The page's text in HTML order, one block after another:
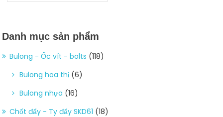
Danh mục sản phẩm
Bulong - Ốc vít - bolts (118)
Bulong hoa thị (6)
Bulong nhựa (16)
Chốt đẩy - Ty đẩy SKD61 (18)